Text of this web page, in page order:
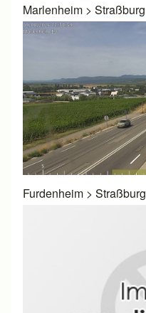
Marlenheim > Straßburg
Furdenheim > Straßburg